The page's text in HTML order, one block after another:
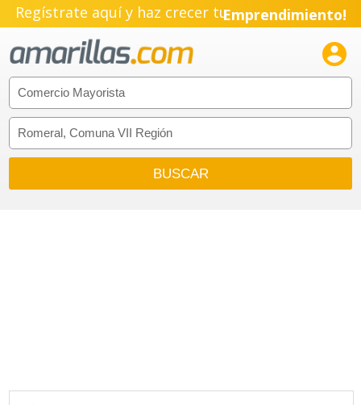
Regístrate aquí y haz crecer tuEmprendimiento!
